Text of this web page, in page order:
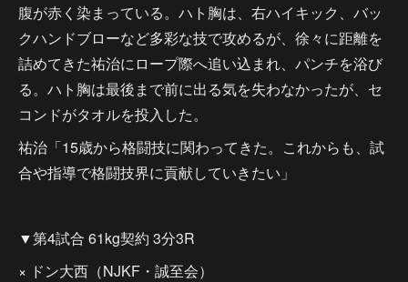
腹が赤く染まっている。ハト胸は、右ハイキック、バッ
クハンドブローなど多彩な技で攻めるが、徐々に距離を
詰めてきた祐治にロープ際へ追い込まれ、パンチを浴び
る。ハト胸は最後まで前に出る気を失わなかったが、セ
コンドがタオルを投入した。
祐治「15歳から格闘技に関わってきた。これからも、試
合や指導で格闘技界に貢献していきたい」
▼第4試合 61kg契約 3分3R
× ドン大西（NJKF・誠至会）